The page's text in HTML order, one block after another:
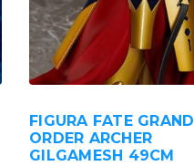
FIGURA FATE GRAND
ORDER ARCHER
GILGAMESH 49CM